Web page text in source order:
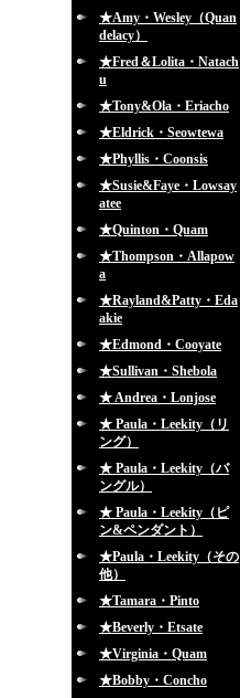
★Amy・Wesley（Quan
delacy）
★Fred＆Lolita・Natach
u
★Tony&Ola・Eriacho
★Eldrick・Seowtewa
★Phyllis・Coonsis
★Susie&Faye・Lowsay
atee
★Quinton・Quam
★Thompson・Allapow
a
★Rayland&Patty・Eda
akie
★Edmond・Cooyate
★Sullivan・Shebola
★ Andrea・Lonjose
★ Paula・Leekity（リ
ング）
★ Paula・Leekity（バ
ングル）
★ Paula・Leekity（ピ
ン&ペンダント）
★Paula・Leekity（その
他）
★Tamara・Pinto
★Beverly・Etsate
★Virginia・Quam
★Bobby・Concho